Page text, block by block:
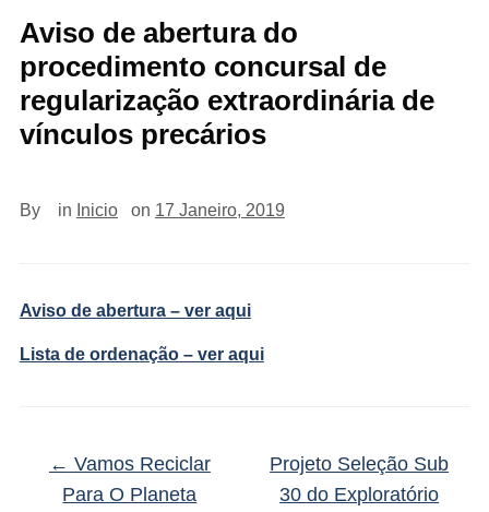
Aviso de abertura do
procedimento concursal de
regularização extraordinária de
vínculos precários
By in Inicio on 17 Janeiro, 2019
Aviso de abertura – ver aqui
Lista de ordenação – ver aqui
← Vamos Reciclar
Para O Planeta
Projeto Seleção Sub
30 do Exploratório